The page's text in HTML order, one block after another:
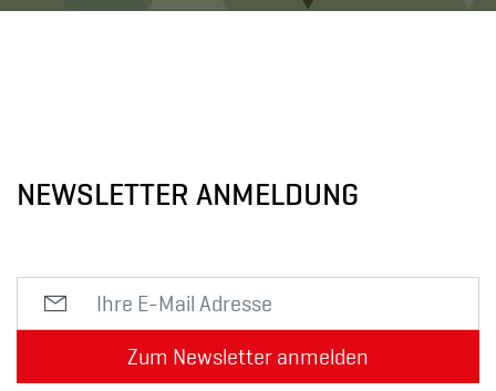
NEWSLETTER ANMELDUNG
Zum Newsletter anmelden